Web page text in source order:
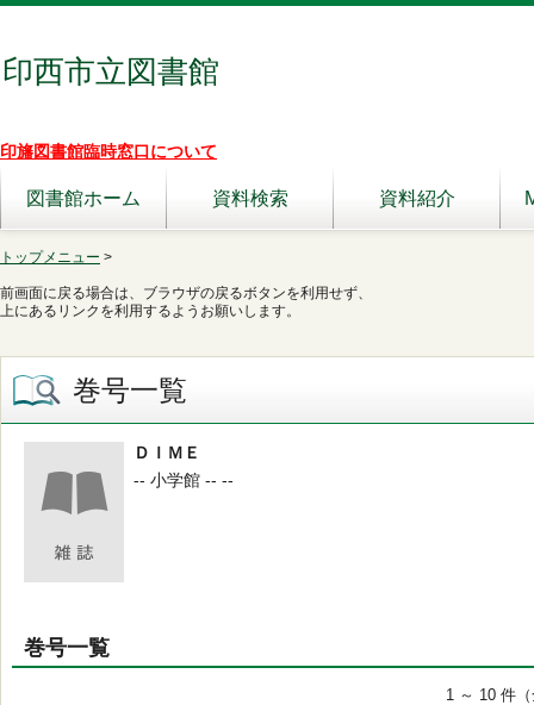
印西市立図書館
印旛図書館臨時窓口について
図書館ホーム 資料検索 資料紹介
トップメニュー >
前画面に戻る場合は、ブラウザの戻るボタンを利用せず、
上にあるリンクを利用するようお願いします。
巻号一覧
ＤＩＭＥ
-- 小学館 -- --
巻号一覧
1 ～ 10 件